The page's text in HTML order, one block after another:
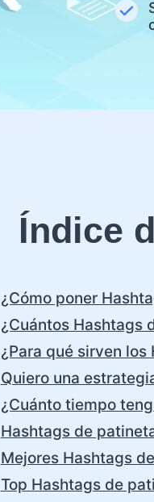
Índice
¿Cómo poner
¿Cuántos Hashtags
¿Para qué sirven
Quiero una
¿Cuánto tiempo
Hashtags de
Mejores Hashtags
Top Hashtags de